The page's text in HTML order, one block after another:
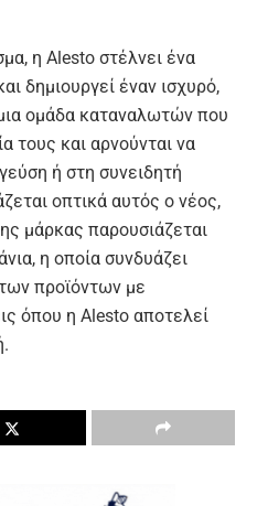
η Alesto στέλνει ένα
δημιουργεί έναν ισχυρό,
ομάδα καταναλωτών που
τους και αρνούνται να
ή στη συνειδητή
οπτικά αυτός ο νέος,
μάρκας παρουσιάζεται
η οποία συνδυάζει
προϊόντων με
όπου η Alesto αποτελεί